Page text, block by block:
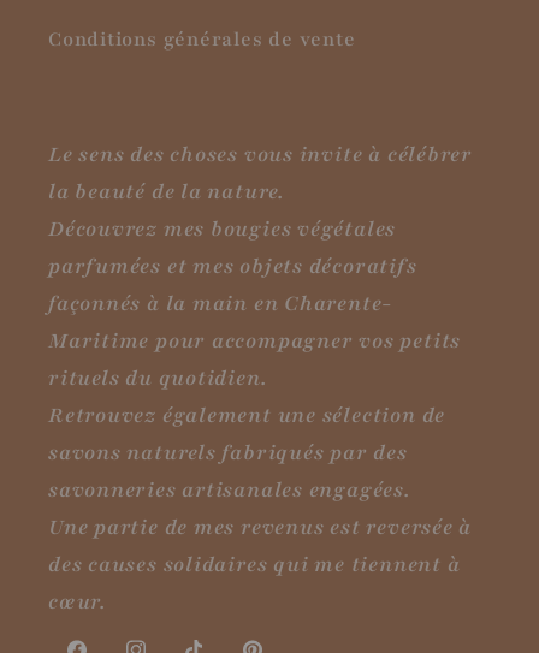
Conditions générales de vente
Le sens des choses vous invite à célébrer
la beauté de la nature.
Découvrez mes bougies végétales
parfumées et mes objets décoratifs
façonnés à la main en Charente-
Maritime pour accompagner vos petits
rituels du quotidien.
Retrouvez également une sélection de
savons naturels fabriqués par des
savonneries artisanales engagées.
Une partie de mes revenus est reversée à
des causes solidaires qui me tiennent à
cœur.